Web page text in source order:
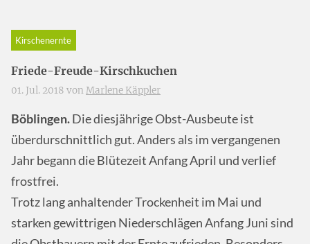
Kirschenernte
Friede-Freude-Kirschkuchen
01. Jul. 2018 von Marlene Käppler
Böblingen.Die diesjährige Obst-Ausbeute ist
überdurschnittlich gut. Anders als im vergangenen
Jahr begann die Blütezeit Anfang April und verlief
frostfrei.
Trotz lang anhaltender Trockenheit im Mai und
starken gewittrigen Niederschlägen Anfang Juni sind